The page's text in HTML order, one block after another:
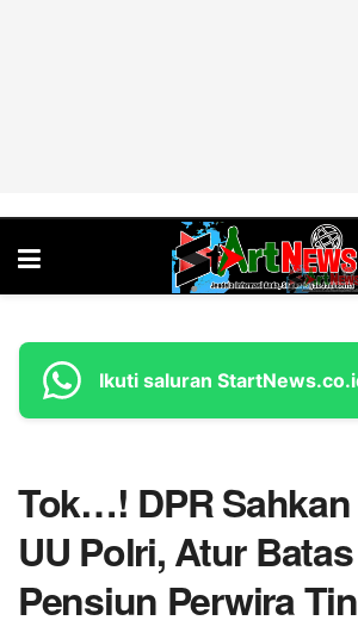
Ikuti saluran
Tok…! DPR
UU Polri, Atur
Pensiun Perwira